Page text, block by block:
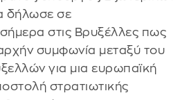
δήλωσε σε
στις Βρυξέλλες πως
συμφωνία μεταξύ του
για μια ευρωπαϊκή
στρατιωτικής